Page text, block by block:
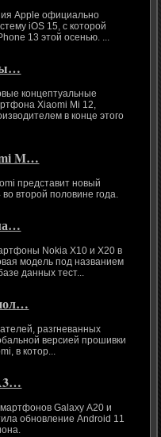
Apple официально
iOS 15, с которой
будут запущены смартфоны линейки iPhone 13 этой осенью. ...
концептуальные
Xiaomi Mi 12,
в конце этого
M…
представит новый
второй половине года.
Nokia X10 и X20 в
модель под названием
данных тест...
разгневанных
версией прошивки
в котор...
Galaxy A20 и
обновление Android 11